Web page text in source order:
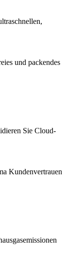
und packendes
Sie Cloud-
Kundenvertrauen